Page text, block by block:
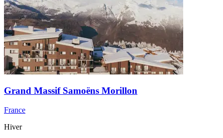
Grand Massif Samoëns Morillon
France
Hiver